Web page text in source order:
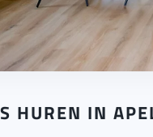
HUREN IN